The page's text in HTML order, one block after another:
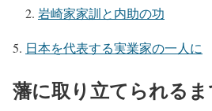
岩崎家家訓と内助の功
日本を代表する実業家の一人に
藩に取り立てられる